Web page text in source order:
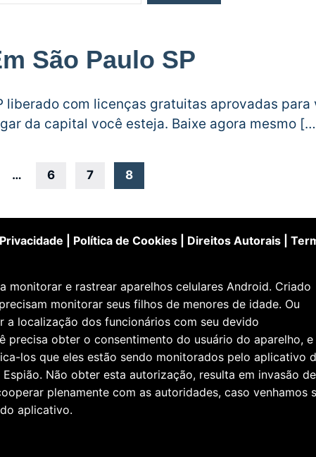
São Paulo SP
liberado com licenças gratuitas aprovadas para
da capital você esteja. Baixe agora mesmo
… 6 7 8
Política de Cookies Direitos Autorais
monitorar e rastrear aparelhos celulares Android. Criado
monitorar seus filhos de menores de idade. Ou
a localização dos funcionários com seu devido
precisa obter o consentimento do usuário do aparelho, e
los que eles estão sendo monitorados pelo aplicativo
Não obter esta autorização, resulta em invasão de
plenamente com as autoridades, caso venhamos
aplicativo.